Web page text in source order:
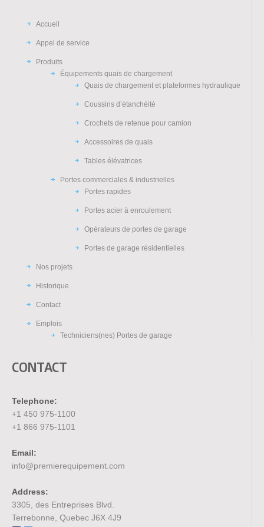
Accueil
Appel de service
Produits
Équipements quais de chargement
Quais de chargement et plateformes hydraulique
Coussins d’étanchéité
Crochets de retenue pour camion
Accessoires de quais
Tables élévatrices
Portes commerciales & industrielles
Portes rapides
Portes acier à enroulement
Opérateurs de portes de garage
Portes de garage résidentielles
Nos projets
Historique
Contact
Emplois
Techniciens(nes) Portes de garage
CONTACT
Telephone:
+1 450 975-1100
+1 866 975-1101
Email:
info@premierequipement.com
Address:
3305, des Entreprises Blvd.
Terrebonne, Quebec J6X 4J9